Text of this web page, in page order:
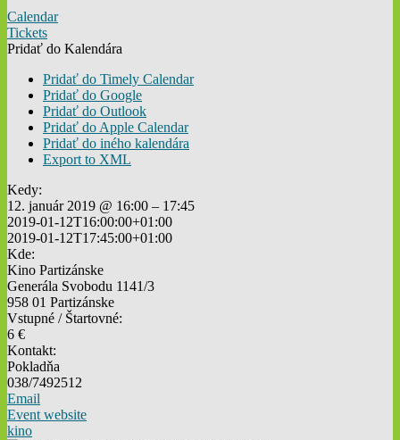
Calendar
Tickets
Pridať do Kalendára
Pridať do Timely Calendar
Pridať do Google
Pridať do Outlook
Pridať do Apple Calendar
Pridať do iného kalendára
Export to XML
Kedy:
12. január 2019 @ 16:00 – 17:45
2019-01-12T16:00:00+01:00
2019-01-12T17:45:00+01:00
Kde:
Kino Partizánske
Generála Svobodu 1141/3
958 01 Partizánske
Vstupné / Štartovné:
6 €
Kontakt:
Pokladňa
038/7492512
Email
Event website
kino